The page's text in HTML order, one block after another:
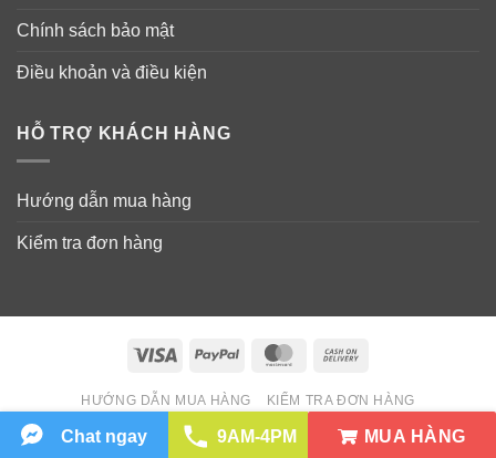
Chính sách bảo mật
Điều khoản và điều kiện
HỖ TRỢ KHÁCH HÀNG
Hướng dẫn mua hàng
Kiểm tra đơn hàng
Visa PayPal MasterCard
Delivery
HƯỚNG DẪN MUA HÀNG KIỂM TRA ĐƠN HÀNG
Copyright 2026 ©Wowmart VN
Chat ngay 9AM-4PM MUA HÀNG